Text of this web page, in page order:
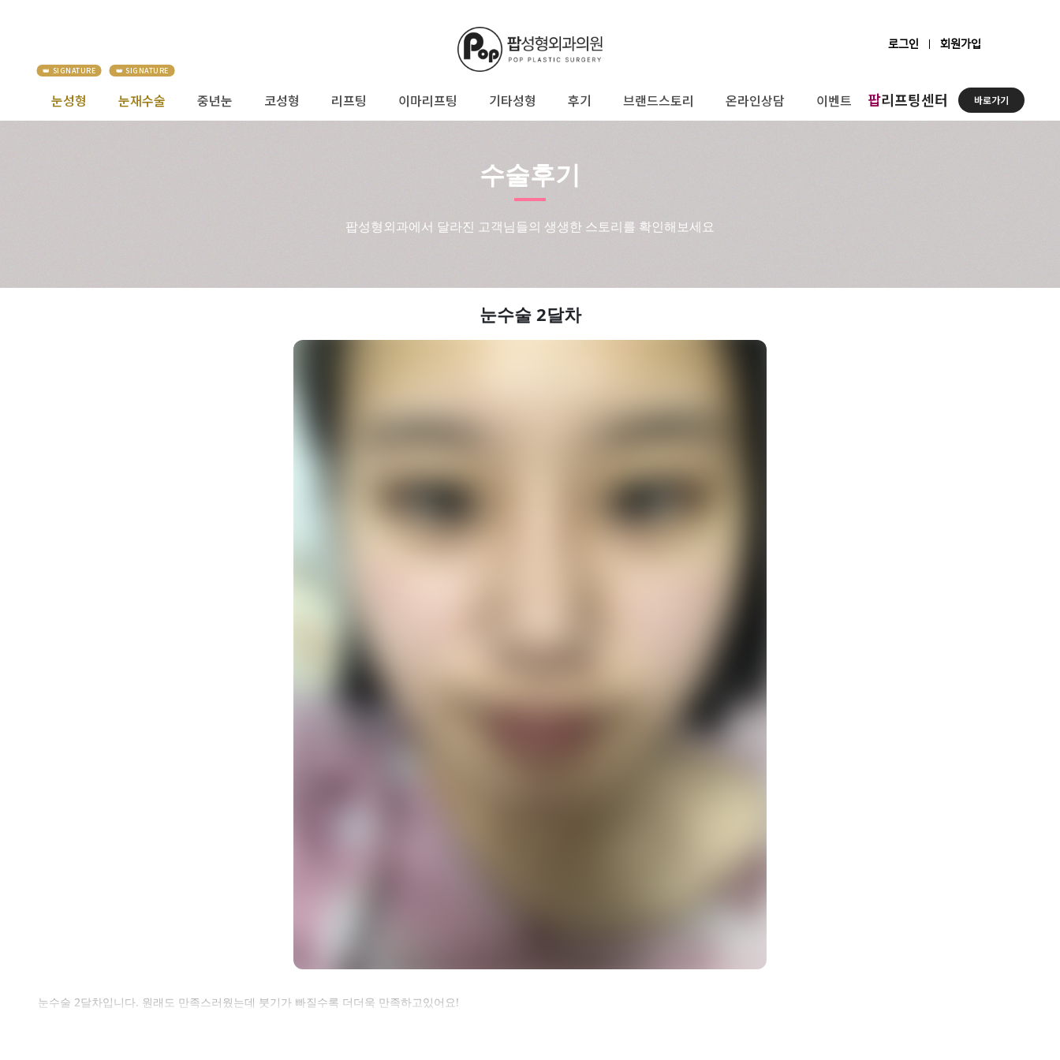
로그인 회원가입
눈성형 눈재수술 중년눈 코성형 리프팅 이마리프팅 기타성형 후기 브랜드스토리 온라인상담 이벤트 팝리프팅센터 바로가기
수술후기
팝성형외과에서 달라진 고객님들의 생생한 스토리를 확인해보세요
눈수술 2달차
셀카후기 전체 내용은
눈수술 2달차입니다. 원래도 만족스러웠는데 붓기가 빠질수록 더더욱 만족하고있어요!